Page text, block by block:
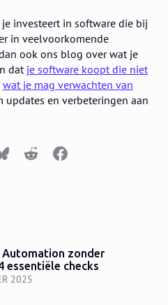
investeert in software die bij
in veelvoorkomende
ook ons blog over wat je
dat je software koopt die niet
wat je mag verwachten van
updates en verbeteringen aan
BlueskyReddit Facebook
2025
zonder
essentiële checks